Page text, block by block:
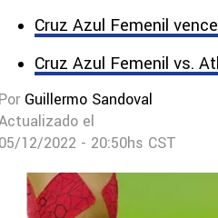
Cruz Azul Femenil
Cruz Azul Femenil vs.
Por Guillermo Sandoval
el
05/12/2022 - 20:50hs CST